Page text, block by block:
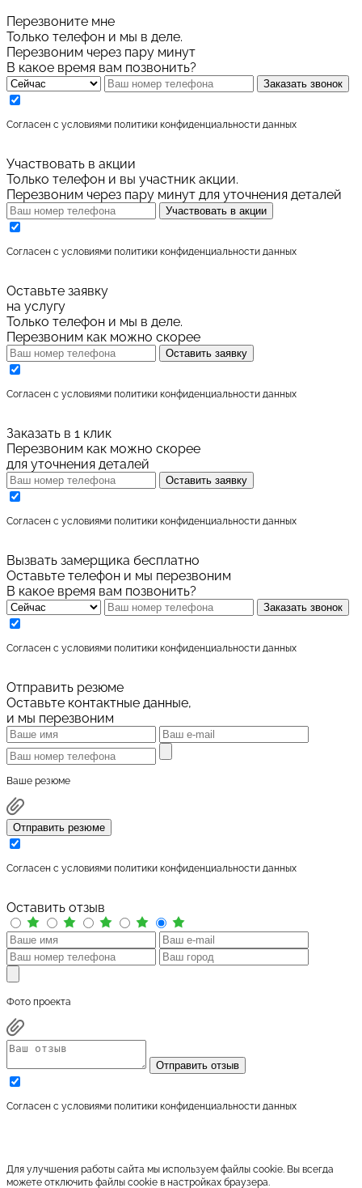
Перезвоните мне
Только телефон и мы в деле.
Перезвоним через пару минут
В какое время вам позвонить?
Заказать звонок
Cогласен с условиями политики конфиденциальности данных
Участвовать в акции
Только телефон и вы участник акции.
Перезвоним через пару минут для уточнения деталей
Участвовать в акции
Cогласен с условиями политики конфиденциальности данных
Оставьте заявку
на услугу
Только телефон и мы в деле.
Перезвоним как можно скорее
Оставить заявку
Cогласен с условиями политики конфиденциальности данных
Заказать в 1 клик
Перезвоним как можно скорее
для уточнения деталей
Оставить заявку
Cогласен с условиями политики конфиденциальности данных
Вызвать замерщика бесплатно
Оставьте телефон и мы перезвоним
В какое время вам позвонить?
Заказать звонок
Cогласен с условиями политики конфиденциальности данных
Отправить резюме
Оставьте контактные данные,
и мы перезвоним
Ваше резюме
Отправить резюме
Cогласен с условиями политики конфиденциальности данных
Оставить отзыв
Фото проекта
Отправить отзыв
Cогласен с условиями политики конфиденциальности данных
Для улучшения работы сайта мы используем файлы cookie. Вы всегда
можете отключить файлы cookie в настройках браузера.